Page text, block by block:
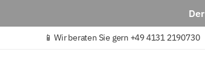
Der
📱Wir beraten Sie gern +49 4131 2190730